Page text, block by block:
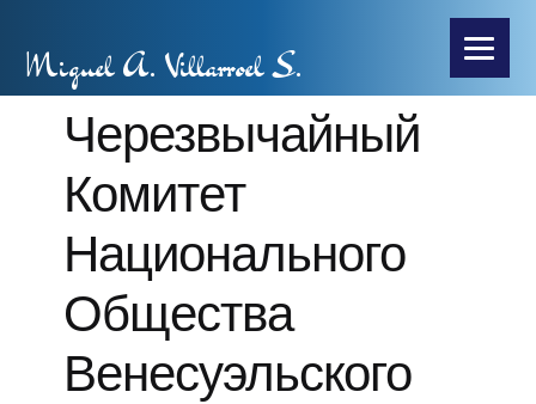
Miguel A. Villarroel S.
Черезвычайный
Комитет
Национального
Общества
Венесуэльского